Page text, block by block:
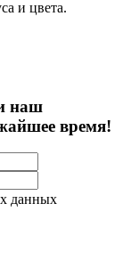
и цвета.
наш
время!
данных